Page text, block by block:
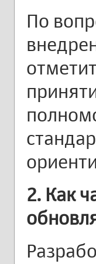
По
2. Как